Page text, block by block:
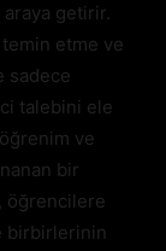
getirir.
etme ve
sadece
talebini ele
ve
bir
öğrencilere
birbirlerinin